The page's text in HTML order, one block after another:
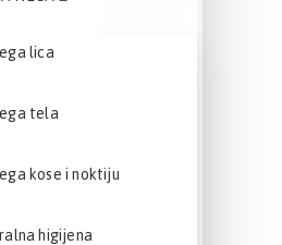
lica
tela
kose i noktiju
higijena